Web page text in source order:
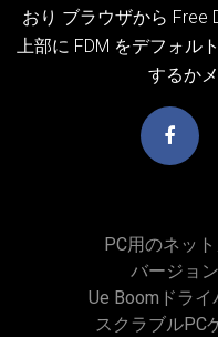
おり ブラウザから Free
上部に FDM をデフォル
するか
PC用のネッ
バージョ
Ue Boomドラ
スクラブルPC